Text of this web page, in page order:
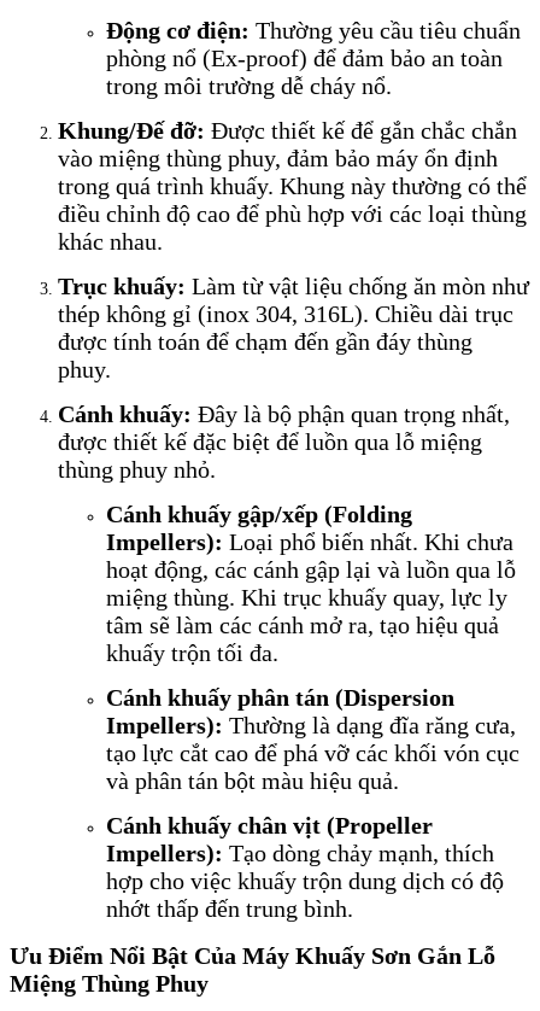
Động cơ điện: Thường yêu cầu tiêu chuẩn
phòng nổ (Ex-proof) để đảm bảo an toàn
trong môi trường dễ cháy nổ.
Khung/Đế đỡ: Được thiết kế để gắn chắc chắn
vào miệng thùng phuy, đảm bảo máy ổn định
trong quá trình khuấy. Khung này thường có thể
điều chỉnh độ cao để phù hợp với các loại thùng
khác nhau.
Trục khuấy: Làm từ vật liệu chống ăn mòn như
thép không gỉ (inox 304, 316L). Chiều dài trục
được tính toán để chạm đến gần đáy thùng
phuy.
Cánh khuấy: Đây là bộ phận quan trọng nhất,
được thiết kế đặc biệt để luồn qua lỗ miệng
thùng phuy nhỏ.
Cánh khuấy gập/xếp (Folding
Impellers): Loại phổ biến nhất. Khi chưa
hoạt động, các cánh gập lại và luồn qua lỗ
miệng thùng. Khi trục khuấy quay, lực ly
tâm sẽ làm các cánh mở ra, tạo hiệu quả
khuấy trộn tối đa.
Cánh khuấy phân tán (Dispersion
Impellers): Thường là dạng đĩa răng cưa,
tạo lực cắt cao để phá vỡ các khối vón cục
và phân tán bột màu hiệu quả.
Cánh khuấy chân vịt (Propeller
Impellers): Tạo dòng chảy mạnh, thích
hợp cho việc khuấy trộn dung dịch có độ
nhớt thấp đến trung bình.
Ưu Điểm Nổi Bật Của Máy Khuấy Sơn Gắn Lỗ
Miệng Thùng Phuy